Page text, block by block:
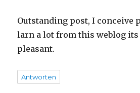
Outstanding post, I conceive
larn a lot from this weblog its
pleasant.
Antworten